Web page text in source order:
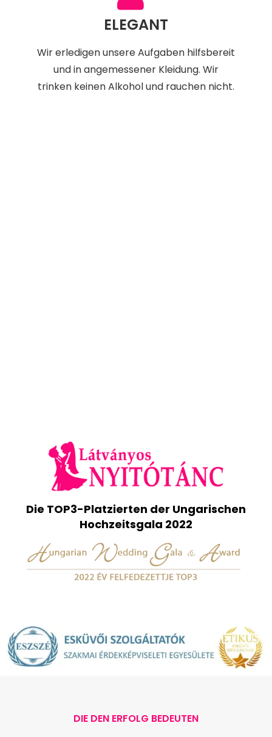
ELEGANT
Wir erledigen unsere Aufgaben hilfsbereit
und in angemessener Kleidung. Wir
trinken keinen Alkohol und rauchen nicht.
Die TOP3-Platzierten der Ungarischen
Hochzeitsgala 2022
DIE DEN ERFOLG BEDEUTEN